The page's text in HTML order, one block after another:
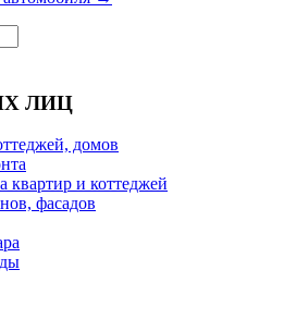
ЛИЦ
домов
квартир и коттеджей
фасадов